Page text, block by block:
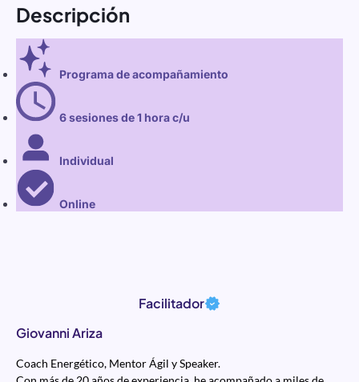
Descripción
Programa de acompañamiento
6 sesiones de 1 hora c/u
Individual
Online
Facilitador
Giovanni Ariza
Coach Energético, Mentor Ágil y Speaker.